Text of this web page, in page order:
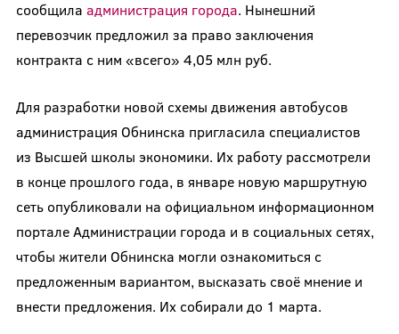
сообщила администрация города. Нынешний
перевозчик предложил за право заключения
контракта с ним «всего» 4,05 млн руб.
Для разработки новой схемы движения автобусов
администрация Обнинска пригласила специалистов
из Высшей школы экономики. Их работу рассмотрели
в конце прошлого года, в январе новую маршрутную
сеть опубликовали на официальном информационном
портале Администрации города и в социальных сетях,
чтобы жители Обнинска могли ознакомиться с
предложенным вариантом, высказать своё мнение и
внести предложения. Их собирали до 1 марта.